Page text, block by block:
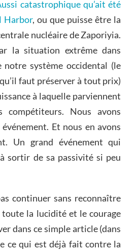
catastrophique qu’ait été
Harbor, ou que puisse être la
nucléaire de Zaporiyia.
la situation extrême dans
notre système occidental (le
faut préserver à tout prix)
à laquelle parviennent
compétiteurs. Nous avons
événement. Et nous en avons
Un grand événement qui
sortir de sa passivité si peu
continuer sans reconnaître
la lucidité et le courage
dans ce simple article (dans
ce qui est déjà fait contre la